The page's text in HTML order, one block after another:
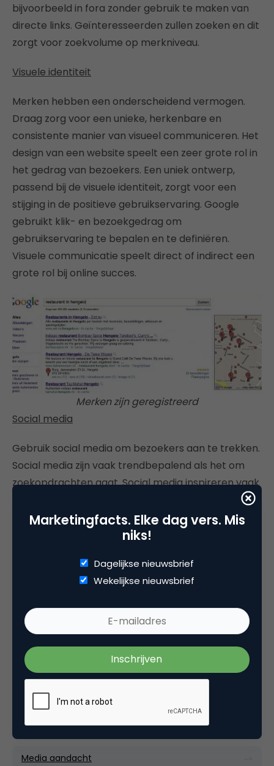
bijvoorbeeld in fora zonder gebruik te maken van
directe links. Geïnteresseerden zullen zoeken en dit
zorgt voor zoekvolume op merkniveau.
Visuele identiteit
Merken hebben een onderscheidend vermogen.
Draag zorg voor een unieke, herkenbare en
consistente manier van visueel communiceren. Het
design van een website speelt een zeer grote rol in
het gedrag van bezoekers. Een uniek ontwerp,
passend bij de visuele identiteit, zorgt voor een
stijging in de positieve gebruikservaring. Google
gebruikt klik- en bezoekgedrag om
gebruikservaring te bepalen en te definiëren.
Visuele communicatie speelt direct of indirect een
grote rol bij online succes.
Merken zijn geregistreerd
Social media
Gebruik social media om bezoekers aan te trekken.
Social media zijn vaak trendbepalend als het om
zoekopdrachten gaat. Social media inspireren vaak
zoekgedrag naar merken, producten of diensten.
Daarnaast spelen verwijzingen en vermeldingen in
verschijning in de zoekresultaten.
Merken zijn aanwezig. Merken kennen top of mind
gepraat. Advertenties spelen vaak een (grote) rol
in branding. Ook offline, we leven immers ook in de
fysieke wereld. De beïnvloeding van alledag (on- en
offline) heeft invloed op onze consumptiewijze (on-
en offline) en gedrag.
Media aandacht
Marketingfacts. Elke dag vers. Mis
niks!
Dagelijkse nieuwsbrief
Wekelijkse nieuwsbrief